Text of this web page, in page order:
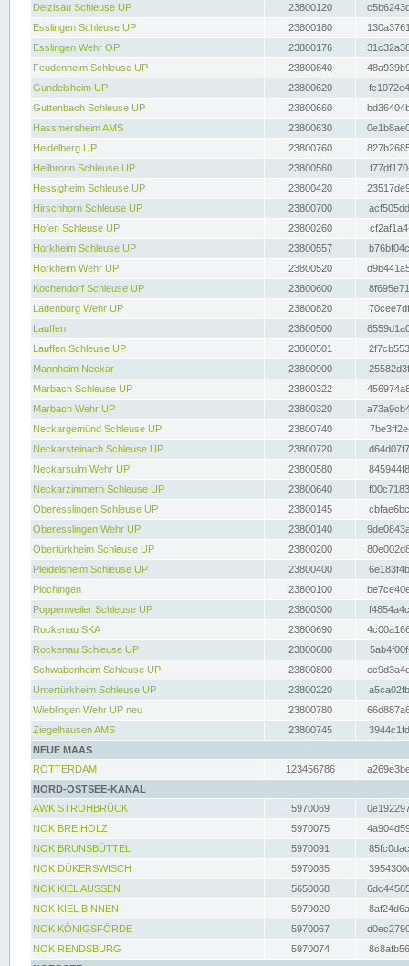
Deizisau Schleuse UP
23800120
Esslingen Schleuse UP
23800180
Esslingen Wehr OP
23800176
Feudenheim Schleuse UP
23800840
Gundelsheim UP
23800620
Guttenbach Schleuse UP
23800660
Hassmersheim AMS
23800630
Heidelberg UP
23800760
Heilbronn Schleuse UP
23800560
Hessigheim Schleuse UP
23800420
Hirschhorn Schleuse UP
23800700
Hofen Schleuse UP
23800260
Horkheim Schleuse UP
23800557
Horkheim Wehr UP
23800520
Kochendorf Schleuse UP
23800600
Ladenburg Wehr UP
23800820
Lauffen
23800500
Lauffen Schleuse UP
23800501
Mannheim Neckar
23800900
Marbach Schleuse UP
23800322
Marbach Wehr UP
23800320
Neckargemünd Schleuse UP
23800740
Neckarsteinach Schleuse UP
23800720
Neckarsulm Wehr UP
23800580
Neckarzimmern Schleuse UP
23800640
Oberesslingen Schleuse UP
23800145
Oberesslingen Wehr UP
23800140
Obertürkheim Schleuse UP
23800200
Pleidelsheim Schleuse UP
23800400
Plochingen
23800100
Poppenweiler Schleuse UP
23800300
Rockenau SKA
23800690
Rockenau Schleuse UP
23800680
Schwabenheim Schleuse UP
23800800
Untertürkheim Schleuse UP
23800220
Wieblingen Wehr UP neu
23800780
Ziegelhausen AMS
23800745
NEUE MAAS
ROTTERDAM
123456786
NORD-OSTSEE-KANAL
AWK STROHBRÜCK
5970069
NOK BREIHOLZ
5970075
NOK BRUNSBÜTTEL
5970091
NOK DÜKERSWISCH
5970085
NOK KIEL AUSSEN
5650068
NOK KIEL BINNEN
5979020
NOK KÖNIGSFÖRDE
5970067
NOK RENDSBURG
5970074